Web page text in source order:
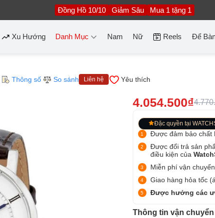
Đồng Hồ 10/10 Giảm Sâu Mua 1 tặng 1
Xu Hướng Danh Mục Nam Nữ Reels Để
Thông số So sánh Liên hệ Yêu thích
4.054.500₫
Đặc quyền tại
Được đảm bảo chất
Được đổi trả sản
điều kiện của
Miễn phí vận
Giao hàng hỏa tốc
Được hưởng các
Thông tin vận chuyển